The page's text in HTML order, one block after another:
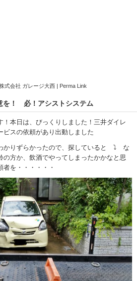
式会社 ガレージ大西 Perma Link
を！ 必！アシストシステム
！本日は、びっくりしました！三井ダイレ
ビスの依頼があり出動しました
かりずらかったので、探していると ⤵ な
の方か、飲酒でやってしまったかかなと思
者を・・・・・・